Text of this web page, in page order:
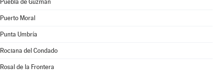
Puebla de Guzmán
Puerto Moral
Punta Umbría
Rociana del Condado
Rosal de la Frontera